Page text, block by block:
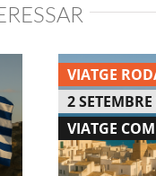
VIATGE
VIATGE
2